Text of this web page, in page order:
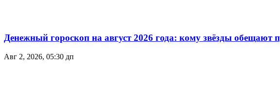
Денежный гороскоп на август 2026 года: кому звёзды обещают
Авг 2, 2026, 05:30 дп